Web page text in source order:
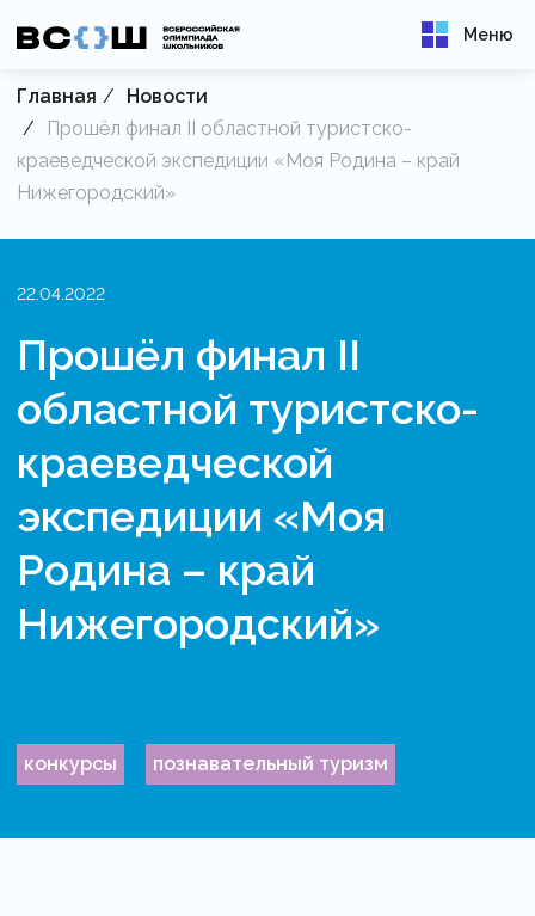
Меню
Главная
Новости
Прошёл финал II областной туристско-
краеведческой экспедиции «Моя Родина – край
Нижегородский»
22.04.2022
Прошёл финал II
областной туристско-
краеведческой
экспедиции «Моя
Родина – край
Нижегородский»
конкурсы познавательный туризм